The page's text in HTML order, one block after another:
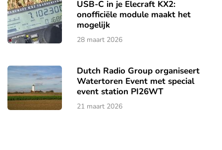
USB-C in je Elecraft KX2:
onofficiële module maakt het
mogelijk
28 maart 2026
Dutch Radio Group organiseert
Watertoren Event met special
event station PI26WT
21 maart 2026